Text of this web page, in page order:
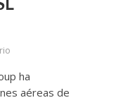
ha
aéreas de